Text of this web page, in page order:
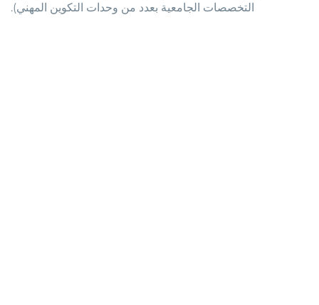
التخصصات الجامعية بعدد من وحدات التكوين المهني).